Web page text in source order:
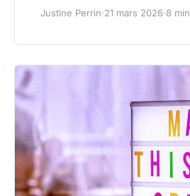
Justine Perrin·21 mars 2026·8 min